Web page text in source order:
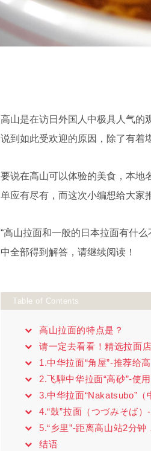
高山是在访日外国人中极具人气的
说到如此受欢迎的原因，除了有着
要说在高山可以体验的美食，本地
单应有尽有，而这次小编想给大家
“高山拉面和一般的日本拉面有什
中全部得到解答，请继续阅读！
Table of Contents
高山拉面的特点是？
请一定去看看！精选拉面店
1.中华拉面“角屋”-推荐给
2.飞騨中华拉面“高砂”-使
3.中华拉面“Nakatsubo”
4.“鼓”拉面（つづみそば
5.“乡里”-距离高山站2分
结语